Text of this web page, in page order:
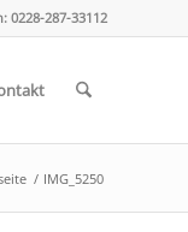
287-33112
/ IMG_5250